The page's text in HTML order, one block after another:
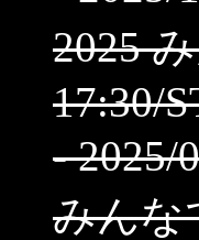
2025
17:30/
- 2025/
みんな